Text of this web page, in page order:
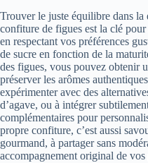
Trouver le juste équilibre dans la
confiture de figues est la clé
en respectant vos préférences
de sucre en fonction de la
des figues, vous pouvez obtenir
préserver les arômes
expérimenter avec des
d’agave, ou à intégrer
complémentaires pour
propre confiture, c’est aussi
gourmand, à partager sans
accompagnement original de vos